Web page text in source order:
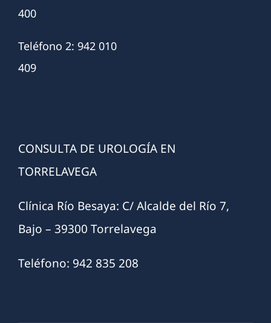
400
Teléfono 2: 942 010
409
CONSULTA DE UROLOGÍA EN
TORRELAVEGA
Clínica Río Besaya: C/ Alcalde del Río 7,
Bajo – 39300 Torrelavega
Teléfono: 942 835 208